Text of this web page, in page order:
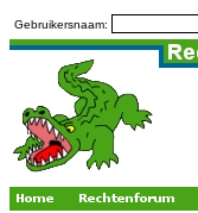
Gebruikersnaam: